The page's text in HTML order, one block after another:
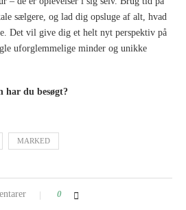
sælgere, og lad dig opsluge af alt, hvad
Det vil give dig et helt nyt perspektiv på
uforglemmelige minder og unikke
har du besøgt?
MARKED
0